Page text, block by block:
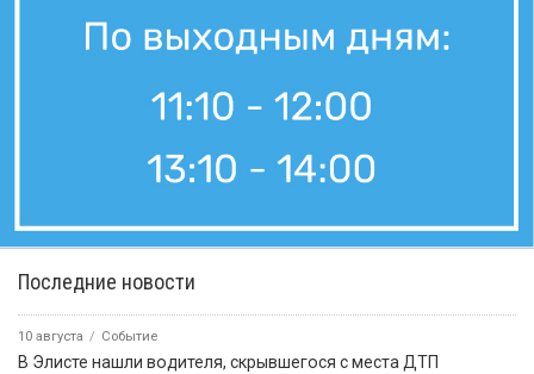
Последние новости
10 августа Событие
В Элисте нашли водителя, скрывшегося с места ДТП